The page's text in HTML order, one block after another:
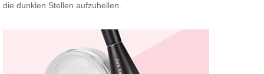
die dunklen Stellen aufzuhellen.